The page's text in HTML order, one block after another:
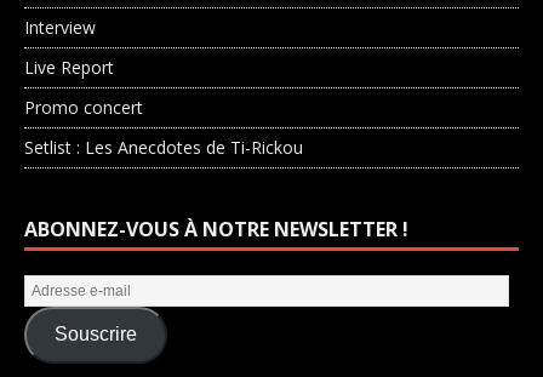
Interview
Live Report
Promo concert
Setlist : Les Anecdotes de Ti-Rickou
ABONNEZ-VOUS À NOTRE NEWSLETTER !
Souscrire